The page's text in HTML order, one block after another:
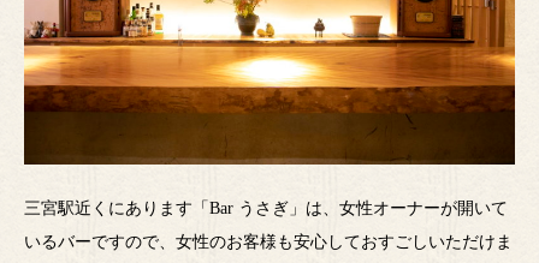
三宮駅近くにあります「Bar うさぎ」は、女性オーナーが開いて
いるバーですので、女性のお客様も安心しておすごしいただけま